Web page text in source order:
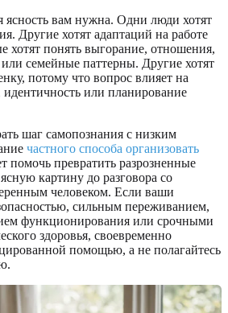
ясность вам нужна. Одни люди хотят
Другие хотят адаптаций на работе
хотят понять выгорание, отношения,
семейные паттерны. Другие хотят
потому что вопрос влияет на
или планирование
шаг самопознания с низким
частного способа организовать
помочь превратить разрозненные
картину до разговора со
человеком. Если ваши
сильным переживанием,
функционирования или срочными
здоровья, своевременно
помощью, а не полагайтесь